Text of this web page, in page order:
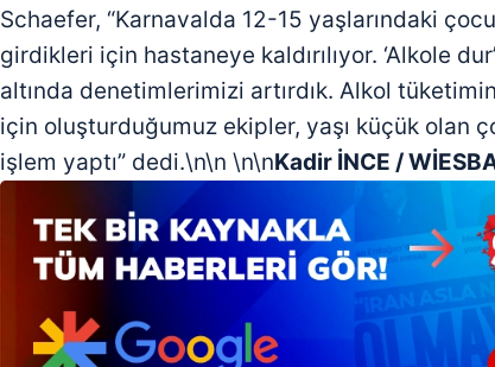
Schaefer, “Karnavalda 12-15 yaşlarındaki
girdikleri için hastaneye kaldırılıyor. ‘Alkole
altında denetimlerimizi artırdık. Alkol
için oluşturduğumuz ekipler, yaşı küçük olan
işlem yaptı” dedi.\n\n \n\nKadir İNCE /